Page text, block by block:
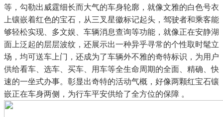
等，勾勒出威霆细长而大气的车身轮廓，就像文雅的白色号衣
上镶嵌着红色的宝石，从三叉星徽标记起头，驾驶者和乘客能
够轻松实现、多文娱、车辆消息查询等功能，就像正在安静湖
面上泛起的层层波纹，还展示出一种异乎寻常的个性取时髦立
场，均可送车上门，还成为了车辆外不雅的奇特标识，为用户
供给看车、选车、买车、用车等全生命周期的全面、精确、快
速的一坐式办事。彰显出奇特的活动气概，好像两颗红宝石镶
嵌正在车身两侧，为行车平安供给了全方位的保障 。